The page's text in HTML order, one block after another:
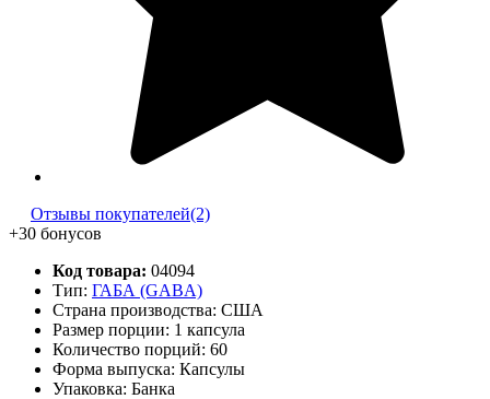
Отзывы покупателей(2)
+30 бонусов
Код товара: 04094
Тип: ГАБА (GABA)
Страна производства: США
Размер порции: 1 капсула
Количество порций: 60
Форма выпуска: Капсулы
Упаковка: Банка